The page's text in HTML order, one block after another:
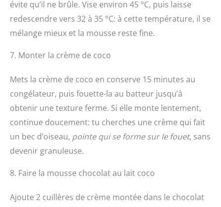
évite qu’il ne brûle. Vise environ 45 °C, puis laisse
redescendre vers 32 à 35 °C: à cette température, il se
mélange mieux et la mousse reste fine.
7. Monter la crème de coco
Mets la crème de coco en conserve 15 minutes au
congélateur, puis fouette-la au batteur jusqu’à
obtenir une texture ferme. Si elle monte lentement,
continue doucement: tu cherches une crème qui fait
un bec d’oiseau, pointe qui se forme sur le fouet, sans
devenir granuleuse.
8. Faire la mousse chocolat au lait coco
Ajoute 2 cuillères de crème montée dans le chocolat